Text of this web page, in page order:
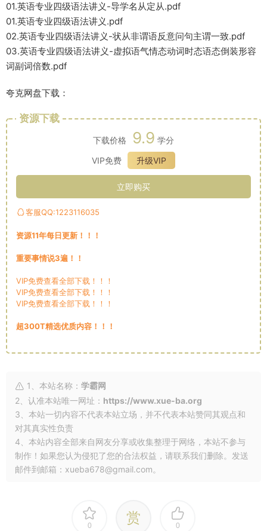
01.英语专业四级语法讲义-导学名从定从.pdf
01.英语专业四级语法讲义.pdf
02.英语专业四级语法讲义-状从非谓语反意问句主谓一致.pdf
03.英语专业四级语法讲义-虚拟语气情态动词时态语态倒装形容
词副词倍数.pdf
夸克网盘下载：
资源下载
下载价格 9.9 学分
VIP免费
升级VIP
立即购买
客服QQ:1223116035
资源11年每日更新！！！
重要事情说3遍！！
VIP免费查看全部下载！！！
VIP免费查看全部下载！！！
VIP免费查看全部下载！！！
超300T精选优质内容！！！
1、本站名称： 学霸网
2、认准本站唯一网址： https://www.xue-ba.org
3、本站一切内容不代表本站立场，并不代表本站赞同其观点和
对其真实性负责
4、本站内容全部来自网友分享或收集整理于网络，本站不参与
制作！如果您认为侵犯了您的合法权益，请联系我们删除。发送
邮件到邮箱：xueba678@gmail.com。
0 赏 0